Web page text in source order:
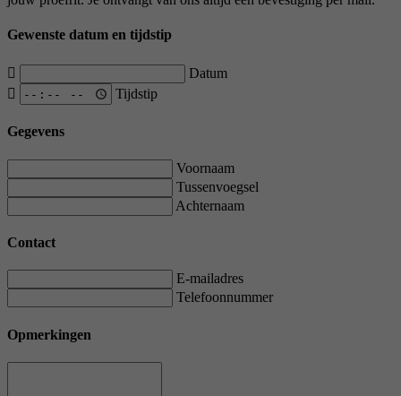
Gewenste datum en tijdstip
Datum
Tijdstip
Gegevens
Voornaam
Tussenvoegsel
Achternaam
Contact
E-mailadres
Telefoonnummer
Opmerkingen